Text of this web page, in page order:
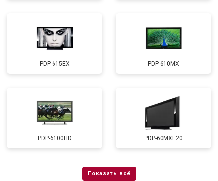
PDP-615EX PDP-610MX
PDP-6100HD PDP-60MXE20